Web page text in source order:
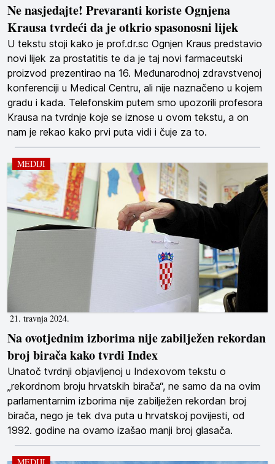
Ne nasjedajte! Prevaranti koriste Ognjena
Krausa tvrdeći da je otkrio spasonosni lijek
U tekstu stoji kako je prof.dr.sc Ognjen Kraus predstavio
novi lijek za prostatitis te da je taj novi farmaceutski
proizvod prezentirao na 16. Međunarodnoj zdravstvenoj
konferenciji u Medical Centru, ali nije naznačeno u kojem
gradu i kada. Telefonskim putem smo upozorili profesora
Krausa na tvrdnje koje se iznose u ovom tekstu, a on
nam je rekao kako prvi puta vidi i čuje za to.
21. travnja 2024.
MEDIJI
Na ovotjednim izborima nije zabilježen rekordan
broj birača kako tvrdi Index
Unatoč tvrdnji objavljenoj u Indexovom tekstu o
„rekordnom broju hrvatskih birača“, ne samo da na ovim
parlamentarnim izborima nije zabilježen rekordan broj
birača, nego je tek dva puta u hrvatskoj povijesti, od
1992. godine na ovamo izašao manji broj glasača.